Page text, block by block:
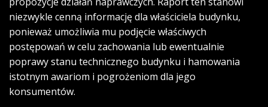
niezwykle cenną informację dla właściciela budynku,
ponieważ umożliwia mu podjęcie właściwych
postępowań w celu zachowania lub ewentualnie
poprawy stanu technicznego budynku i hamowania
istotnym awariom i pogrożeniom dla jego
konsumentów.